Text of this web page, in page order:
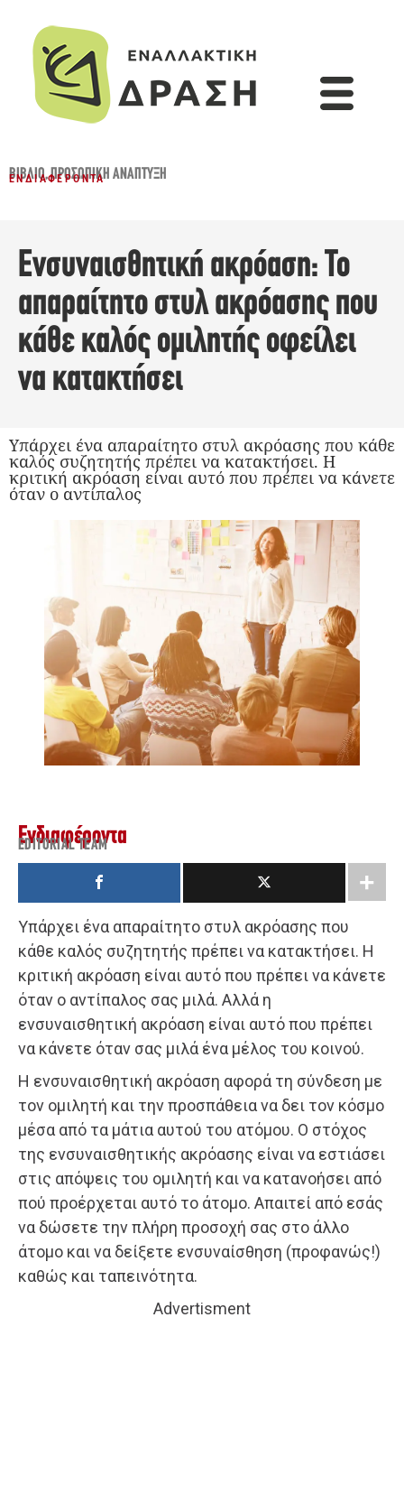
ΒΙΒΛΊΟ,ΠΡΟΣΩΠΙΚΉ ΑΝΆΠΤΥΞΗ
ΕΝΔΙΑΦΈΡΟΝΤΑ
Eνσυναισθητική ακρόαση: Το
απαραίτητο στυλ ακρόασης που
κάθε καλός ομιλητής οφείλει
να κατακτήσει
Υπάρχει ένα απαραίτητο στυλ ακρόασης που κάθε
καλός συζητητής πρέπει να κατακτήσει. Η
κριτική ακρόαση είναι αυτό που πρέπει να κάνετε
όταν ο αντίπαλος
Ενδιαφέροντα
EDITORIAL TEAM
Υπάρχει ένα απαραίτητο στυλ ακρόασης που
κάθε καλός συζητητής πρέπει να κατακτήσει. Η
κριτική ακρόαση είναι αυτό που πρέπει να κάνετε
όταν ο αντίπαλος σας μιλά. Αλλά η
ενσυναισθητική ακρόαση είναι αυτό που πρέπει
να κάνετε όταν σας μιλά ένα μέλος του κοινού.
Η ενσυναισθητική ακρόαση αφορά τη σύνδεση με
τον ομιλητή και την προσπάθεια να δει τον κόσμο
μέσα από τα μάτια αυτού του ατόμου. Ο στόχος
της ενσυναισθητικής ακρόασης είναι να εστιάσει
στις απόψεις του ομιλητή και να κατανοήσει από
πού προέρχεται αυτό το άτομο. Απαιτεί από εσάς
να δώσετε την πλήρη προσοχή σας στο άλλο
άτομο και να δείξετε ενσυναίσθηση (προφανώς!)
καθώς και ταπεινότητα.
Advertisment